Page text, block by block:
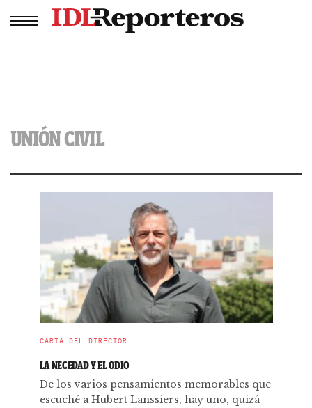
UNIÓN CIVIL
CARTA DEL DIRECTOR
LA NECEDAD Y EL ODIO
De los varios pensamientos memorables que
escuché a Hubert Lanssiers, hay uno, quizá